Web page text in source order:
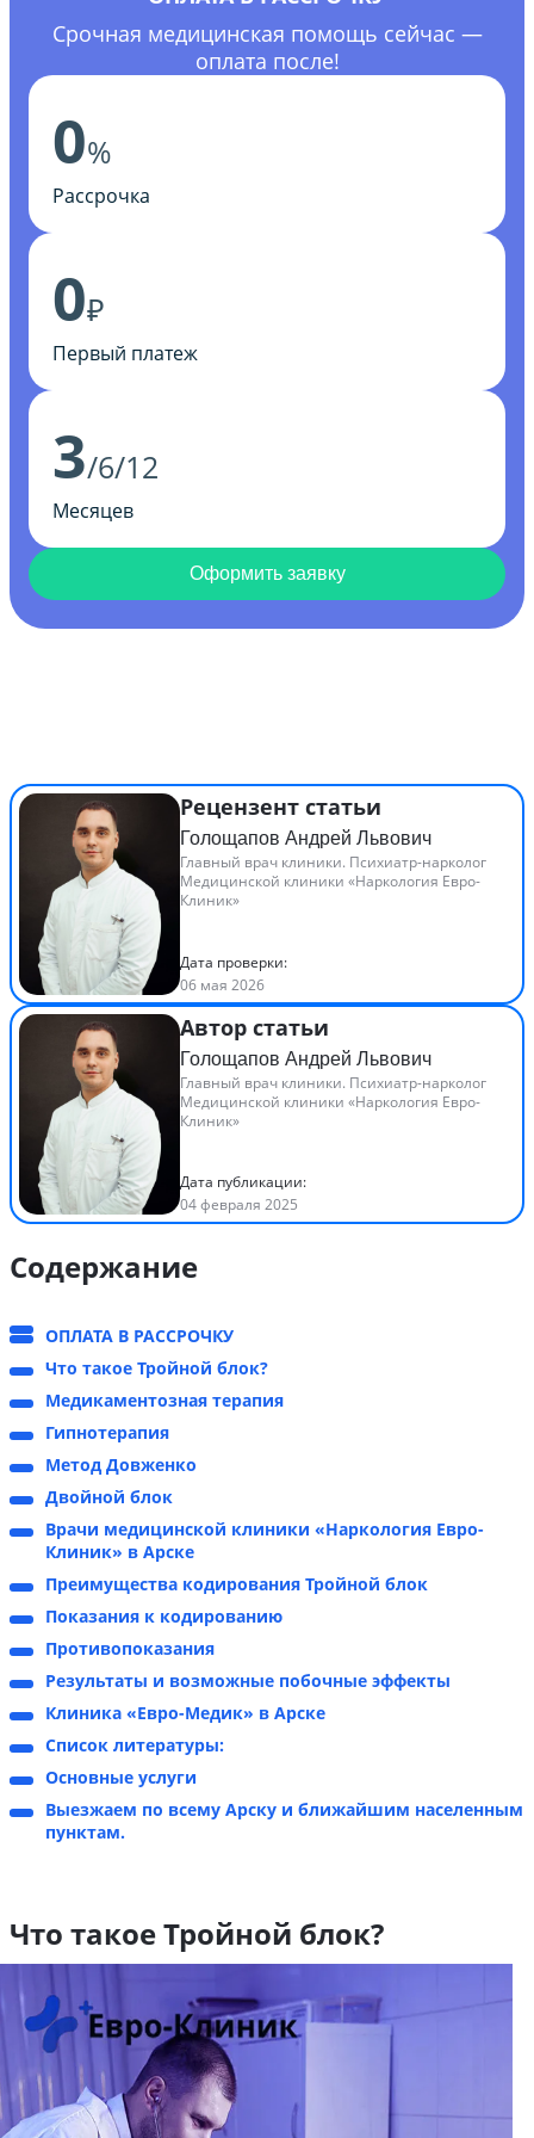
Срочная медицинская помощь сейчас —
оплата после!
0%
Рассрочка
0₽
Первый платеж
3/6/12
Месяцев
Оформить заявку
Рецензент статьи
Голощапов Андрей Львович
Главный врач клиники. Психиатр-нарколог
Медицинской клиники «Наркология Евро-
Клиник»
Дата проверки:
06 мая 2026
Автор статьи
Голощапов Андрей Львович
Главный врач клиники. Психиатр-нарколог
Медицинской клиники «Наркология Евро-
Клиник»
Дата публикации:
04 февраля 2025
Содержание
ОПЛАТА В РАССРОЧКУ
Что такое Тройной блок?
Медикаментозная терапия
Гипнотерапия
Метод Довженко
Двойной блок
Врачи медицинской клиники «Наркология Евро-
Клиник» в Арске
Преимущества кодирования Тройной блок
Показания к кодированию
Противопоказания
Результаты и возможные побочные эффекты
Клиника «Евро-Медик» в Арске
Список литературы:
Основные услуги
Выезжаем по всему Арску и ближайшим населенным
пунктам.
Что такое Тройной блок?